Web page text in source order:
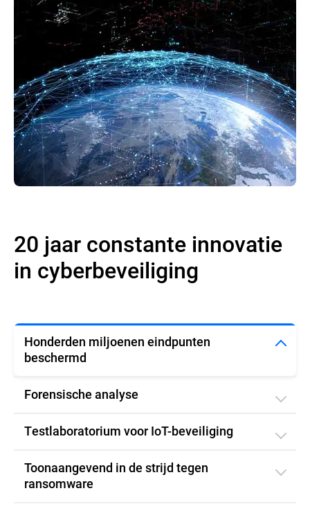
20 jaar constante innovatie
in cyberbeveiliging
Honderden miljoenen eindpunten
beschermd
Forensische analyse
Testlaboratorium voor IoT-beveiliging
Toonaangevend in de strijd tegen
ransomware